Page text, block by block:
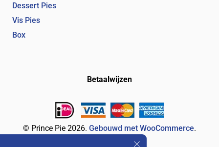
Dessert Pies
Vis Pies
Box
Betaalwijzen
© Prince Pie 2026. Gebouwd met WooCommerce.